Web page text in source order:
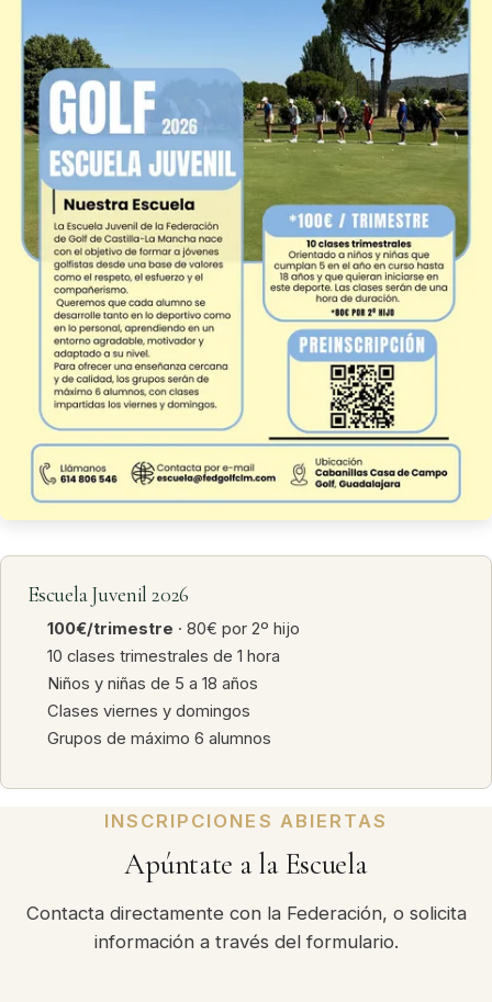
Escuela Juvenil 2026
100€/trimestre · 80€ por 2º hijo
10 clases trimestrales de 1 hora
Niños y niñas de 5 a 18 años
Clases viernes y domingos
Grupos de máximo 6 alumnos
INSCRIPCIONES ABIERTAS
Apúntate a la Escuela
Contacta directamente con la Federación, o solicita
información a través del formulario.